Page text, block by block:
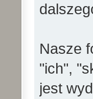
Nasze
"ich",
jest